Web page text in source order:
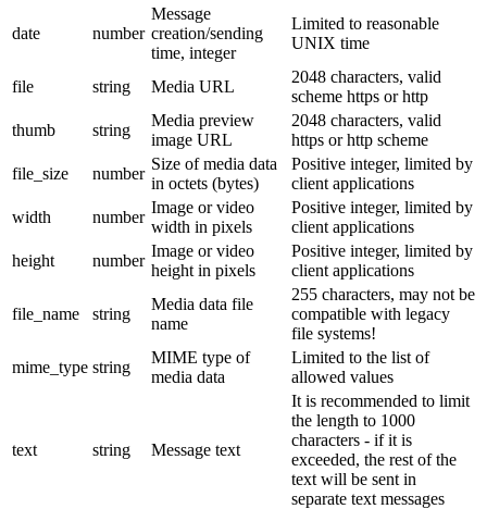
date number
Message
creation/sending
time, integer
Limited to reasonable
UNIX time
file string Media URL
2048 characters, valid
scheme https or http
thumb
string
Media preview
image URL
2048 characters, valid
https or http scheme
file_size
number
Size of media data
in octets (bytes)
Positive integer, limited by
client applications
width
number
Image or video
width in pixels
Positive integer, limited by
client applications
height
number
Image or video
height in pixels
Positive integer, limited by
client applications
file_name string
Media data file
name
255 characters, may not be
compatible with legacy
file systems!
mime_type string
MIME type of
media data
Limited to the list of
allowed values
text string Message text
It is recommended to limit
the length to 1000
characters - if it is
exceeded, the rest of the
text will be sent in
separate text messages